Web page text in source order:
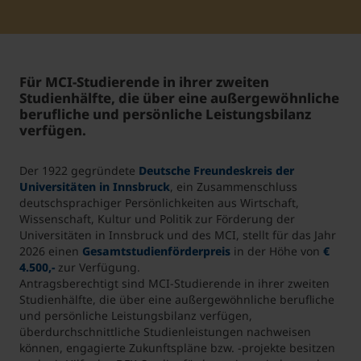
Student Support
Unterkünfte
Internationalization at Home
Kurse auf Englisch
Für MCI-Studierende in ihrer zweiten
Studienhälfte, die über eine außergewöhnliche
berufliche und persönliche Leistungsbilanz
verfügen.
Der 1922 gegründete Deutsche Freundeskreis der
Universitäten in Innsbruck, ein Zusammenschluss
deutschsprachiger Persönlichkeiten aus Wirtschaft,
Wissenschaft, Kultur und Politik zur Förderung der
Universitäten in Innsbruck und des MCI, stellt für das Jahr
2026 einen Gesamtstudienförderpreis in der Höhe von €
4.500,- zur Verfügung.
Antragsberechtigt sind MCI-Studierende in ihrer zweiten
Studienhälfte, die über eine außergewöhnliche berufliche
und persönliche Leistungsbilanz verfügen,
überdurchschnittliche Studienleistungen nachweisen
können, engagierte Zukunftspläne bzw. -projekte besitzen